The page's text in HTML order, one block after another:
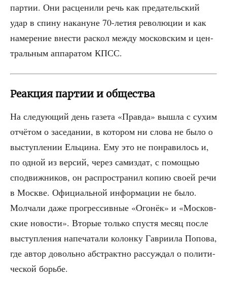
пар­тии. Они рас­це­ни­ли речь как пре­да­тель­ский
удар в спи­ну нака­нуне 70-летия рево­лю­ции и как
наме­ре­ние вне­сти рас­кол меж­ду мос­ков­ским и цен­
траль­ным аппа­ра­том КПСС.
Реакция партии и общества
На сле­ду­ю­щий день газе­та «Прав­да» вышла с сухим
отчё­том о засе­да­нии, в кото­ром ни сло­ва не было о
выступ­ле­нии Ель­ци­на. Ему это не понра­ви­лось и,
по одной из вер­сий, через сам­из­дат, с помо­щью
спо­движ­ни­ков, он рас­про­стра­нил копию сво­ей речи
в Москве. Офи­ци­аль­ной инфор­ма­ции не было.
Мол­ча­ли даже про­грес­сив­ные «Ого­нёк» и «Мос­ков­
ские ново­сти». Вто­рые толь­ко спу­стя месяц после
выступ­ле­ния напе­ча­та­ли колон­ку Гав­ри­и­ла Попо­ва,
где автор доволь­но абстракт­но рас­суж­дал о поли­ти­
че­ской борьбе.